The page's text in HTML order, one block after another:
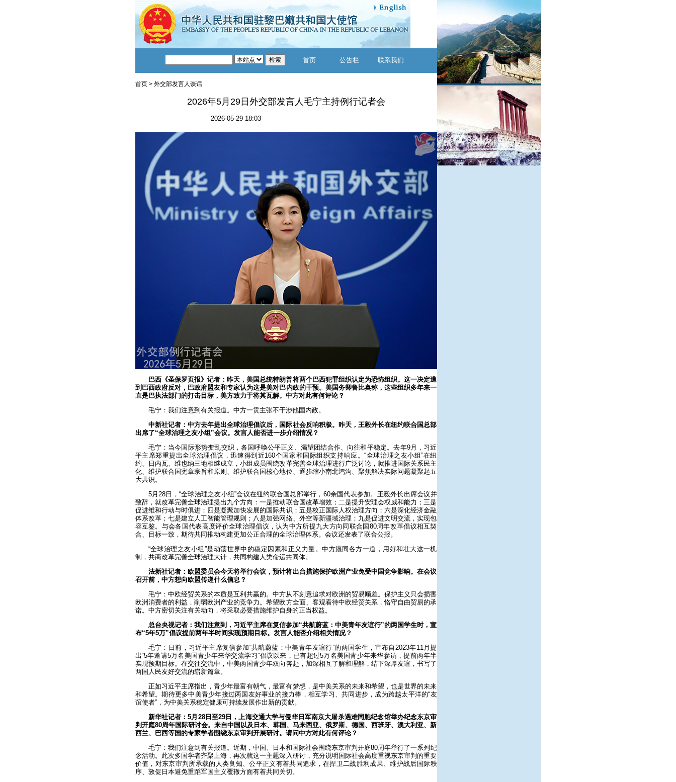
首页 公告栏 联系我们
首页> 外交部发言人谈话
2026年5月29日外交部发言人毛宁主持例行记者会
2026-05-29 18:03
巴西《圣保罗页报》记者：昨天，美国总统特朗普将两个巴西犯罪组织认定为恐怖组织。这一决定遭
到巴西政府反对，巴政府盟友和专家认为这是美对巴内政的干预。美国务卿鲁比奥称，这些组织多年来一
直是巴执法部门的打击目标，美方致力于将其瓦解。中方对此有何评论？
毛宁：我们注意到有关报道。中方一贯主张不干涉他国内政。
中新社记者：中方去年提出全球治理倡议后，国际社会反响积极。昨天，王毅外长在纽约联合国总部
出席了“全球治理之友小组”会议。发言人能否进一步介绍情况？
毛宁：当今国际形势变乱交织，各国呼唤公平正义、渴望团结合作、向往和平稳定。去年9月，习近
平主席郑重提出全球治理倡议，迅速得到近160个国家和国际组织支持响应。“全球治理之友小组”在纽
约、日内瓦、维也纳三地相继成立，小组成员围绕改革完善全球治理进行广泛讨论，就推进国际关系民主
化、维护联合国宪章宗旨和原则、维护联合国核心地位、逐步缩小南北鸿沟、聚焦解决实际问题凝聚起五
大共识。
5月28日，“全球治理之友小组”会议在纽约联合国总部举行，60余国代表参加。王毅外长出席会议并
致辞，就改革完善全球治理提出九个方向：一是推动联合国改革增效；二是提升安理会权威和能力；三是
促进维和行动与时俱进；四是凝聚加快发展的国际共识；五是校正国际人权治理方向；六是深化经济金融
体系改革；七是建立人工智能管理规则；八是加强网络、外空等新疆域治理；九是促进文明交流，实现包
容互鉴。与会各国代表高度评价全球治理倡议，认为中方所提九大方向同联合国80周年改革倡议相互契
合、目标一致，期待共同推动构建更加公正合理的全球治理体系。会议还发表了联合公报。
“全球治理之友小组”是动荡世界中的稳定因素和正义力量。中方愿同各方一道，用好和壮大这一机
制，共商改革完善全球治理大计，共同构建人类命运共同体。
法新社记者：欧盟委员会今天将举行会议，预计将出台措施保护欧洲产业免受中国竞争影响。在会议
召开前，中方想向欧盟传递什么信息？
毛宁：中欧经贸关系的本质是互利共赢的。中方从不刻意追求对欧洲的贸易顺差。保护主义只会损害
欧洲消费者的利益，削弱欧洲产业的竞争力。希望欧方全面、客观看待中欧经贸关系，恪守自由贸易的承
诺。中方密切关注有关动向，将采取必要措施维护自身的正当权益。
总台央视记者：我们注意到，习近平主席在复信参加“共航蔚蓝：中美青年友谊行”的两国学生时，宣
布“5年5万”倡议提前两年半时间实现预期目标。发言人能否介绍相关情况？
毛宁：日前，习近平主席复信参加“共航蔚蓝：中美青年友谊行”的两国学生，宣布自2023年11月提
出“5年邀请5万名美国青少年来华交流学习”倡议以来，已有超过5万名美国青少年来华参访，提前两年半
实现预期目标。在交往交流中，中美两国青少年双向奔赴，加深相互了解和理解，结下深厚友谊，书写了
两国人民友好交流的崭新篇章。
正如习近平主席指出，青少年最富有朝气，最富有梦想，是中美关系的未来和希望，也是世界的未来
和希望。期待更多中美青少年接过两国友好事业的接力棒，相互学习、共同进步，成为跨越太平洋的“友
谊使者”，为中美关系稳定健康可持续发展作出新的贡献。
新华社记者：5月28日至29日，上海交通大学与侵华日军南京大屠杀遇难同胞纪念馆举办纪念东京审
判开庭80周年国际研讨会。来自中国以及日本、韩国、马来西亚、俄罗斯、德国、西班牙、澳大利亚、新
西兰、巴西等国的专家学者围绕东京审判开展研讨。请问中方对此有何评论？
毛宁：我们注意到有关报道。近期，中国、日本和国际社会围绕东京审判开庭80周年举行了一系列纪
念活动。此次多国学者齐聚上海，再次就这一主题深入研讨，充分说明国际社会高度重视东京审判的重要
价值，对东京审判所承载的人类良知、公平正义有着共同追求，在捍卫二战胜利成果、维护战后国际秩
序、敦促日本避免重蹈军国主义覆辙方面有着共同关切。